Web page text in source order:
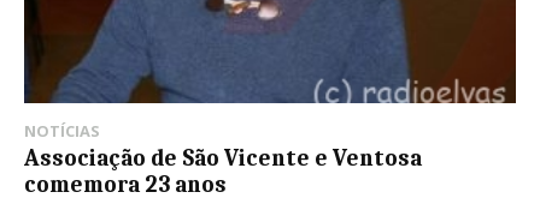
NOTÍCIAS
Associação de São Vicente e Ventosa
comemora 23 anos